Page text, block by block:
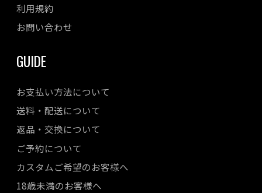
利用規約
お問い合わせ
GUIDE
お支払い方法について
送料・配送について
返品・交換について
ご予約について
カスタムご希望のお客様へ
18歳未満のお客様へ